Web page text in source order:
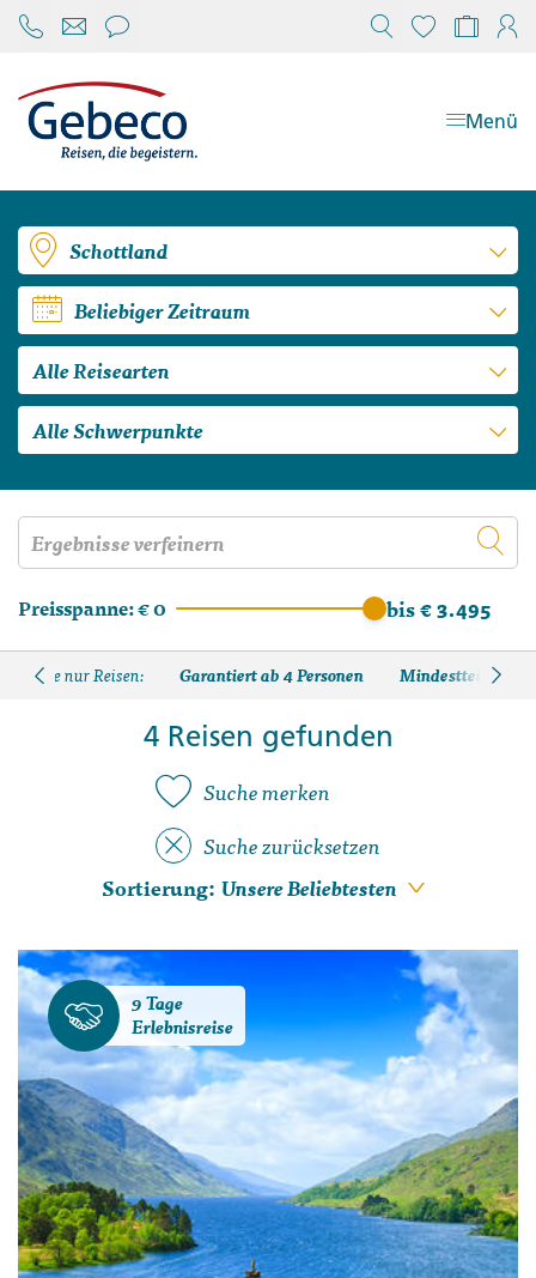
Chat öffnen Mein
Menü
Schottland
Beliebiger Zeitraum
Alle Reisearten
Alle Schwerpunkte
Preisspanne:€ 0 bis € 3.495
Zeige nur Reisen: Garantiert ab 4 Personen
4 Reisen gefunden
Suche merken
Suche zurücksetzen
Sortierung:
9 Tage
Erlebnisreise